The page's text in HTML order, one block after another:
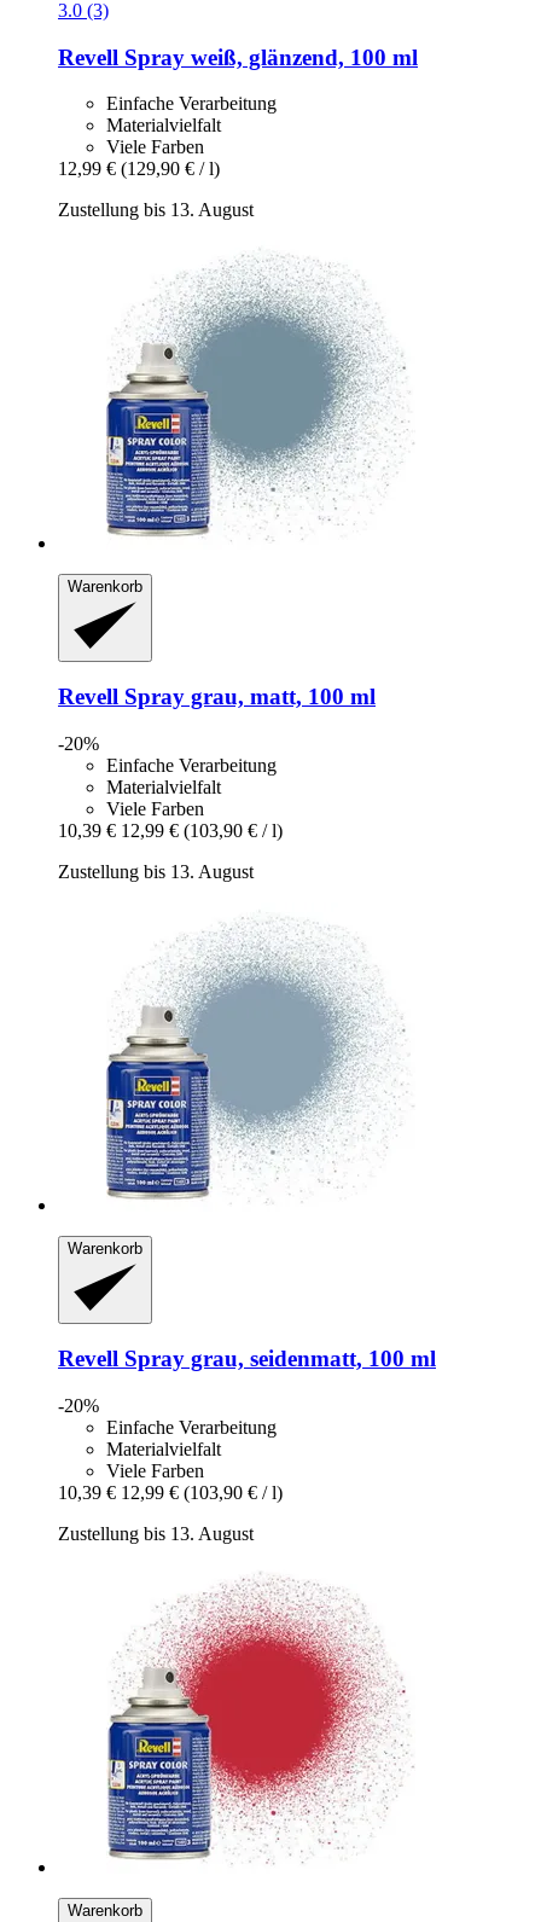
3.0 (3)
Revell Spray weiß, glänzend, 100 ml
Einfache Verarbeitung
Materialvielfalt
Viele Farben
12,99 € (129,90 € / l)
Zustellung bis 13. August
Warenkorb
Revell Spray grau, matt, 100 ml
-20%
Einfache Verarbeitung
Materialvielfalt
Viele Farben
10,39 € 12,99 € (103,90 € / l)
Zustellung bis 13. August
Warenkorb
Revell Spray grau, seidenmatt, 100 ml
-20%
Einfache Verarbeitung
Materialvielfalt
Viele Farben
10,39 € 12,99 € (103,90 € / l)
Zustellung bis 13. August
Warenkorb